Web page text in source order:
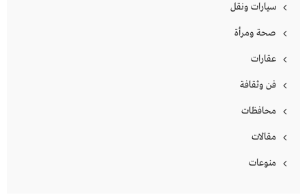
سيارات ونقل
صحة ومرأة
عقارات
فن وثقافة
محافظات
مقالات
منوعات